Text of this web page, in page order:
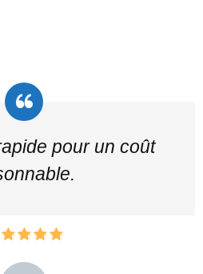
pour un coût